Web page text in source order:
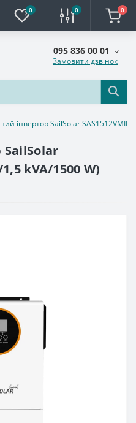
0 0 0
095 836 00 01
Замовити дзвінок
інвертор SailSolar SAS1512VMII
SailSolar
kVA/1500 W)